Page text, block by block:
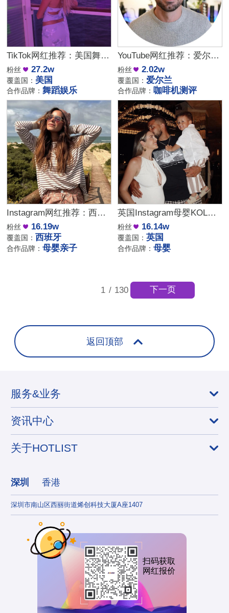
TikTok网红推荐：美国舞蹈美女娱乐达人资源
粉丝 27.2w
覆盖国： 美国
合作品牌：舞蹈娱乐
YouTube网红推荐：爱尔兰咖啡设备测评博主
粉丝 2.02w
覆盖国： 爱尔兰
合作品牌：咖啡机测评
Instagram网红推荐：西班牙母婴亲子家庭博主，出海品牌合作推荐
粉丝 16.19w
覆盖国： 西班牙
合作品牌：母婴亲子
英国Instagram母婴KOL推荐：亲子生活与时尚穿搭博主
粉丝 16.14w
覆盖国：英国
合作品牌：母婴
1 / 130 下一页
返回顶部
服务&业务
资讯中心
关于HOTLIST
深圳 香港
深圳市南山区西丽街道烯创科技大厦A座1407
扫码获取
网红报价